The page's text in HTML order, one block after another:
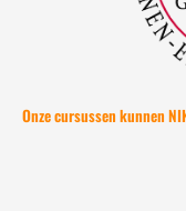
Onze cursussen kunnen